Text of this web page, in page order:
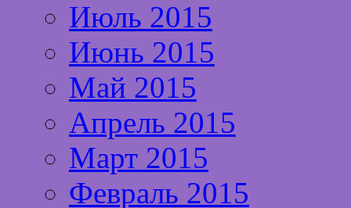
Июль 2015
Июнь 2015
Май 2015
Апрель 2015
Март 2015
Февраль 2015